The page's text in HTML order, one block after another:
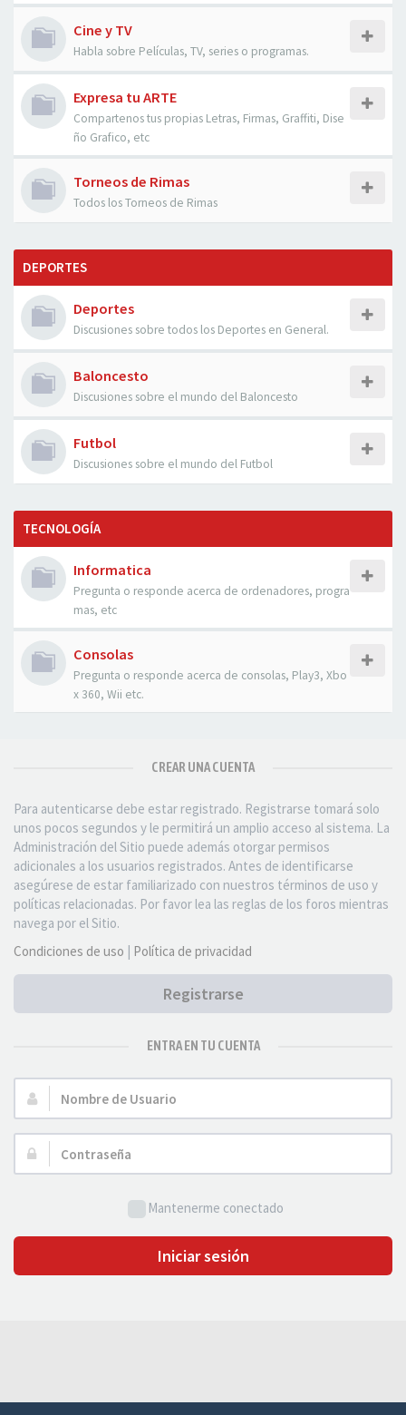
Cine y TV
Habla sobre Películas, TV, series o programas.
Expresa tu ARTE
Compartenos tus propias Letras, Firmas, Graffiti, Dise
ño Grafico, etc
Torneos de Rimas
Todos los Torneos de Rimas
DEPORTES
Deportes
Discusiones sobre todos los Deportes en General.
Baloncesto
Discusiones sobre el mundo del Baloncesto
Futbol
Discusiones sobre el mundo del Futbol
TECNOLOGÍA
Informatica
Pregunta o responde acerca de ordenadores, progra
mas, etc
Consolas
Pregunta o responde acerca de consolas, Play3, Xbo
x 360, Wii etc.
CREAR UNA CUENTA
Para autenticarse debe estar registrado. Registrarse tomará solo
unos pocos segundos y le permitirá un amplio acceso al sistema. La
Administración del Sitio puede además otorgar permisos
adicionales a los usuarios registrados. Antes de identificarse
asegúrese de estar familiarizado con nuestros términos de uso y
políticas relacionadas. Por favor lea las reglas de los foros mientras
navega por el Sitio.
Condiciones de uso | Política de privacidad
Registrarse
ENTRA EN TU CUENTA
Nombre
de
Usuario:
Contraseña:
Mantenerme conectado
Iniciar sesión